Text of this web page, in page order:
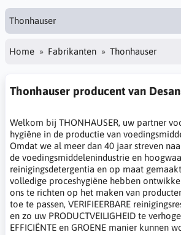
Thonhauser
Home Fabrikanten Thonhauser
Thonhauser producent van
Welkom bij THONHAUSER, uw partner
hygiëne in de productie van
Omdat we al meer dan 40 jaar streven
de voedingsmiddelenindustrie en
reinigingsdetergentia en op maat
volledige proceshygiëne hebben
ons te richten op het maken van
toe te passen, VERIFIEERBARE
en zo uw PRODUCTVEILIGHEID te
EFFICIËNTE en GROENE manier kunnen